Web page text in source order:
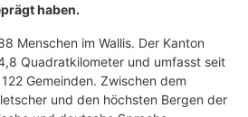
haben.
Menschen im Wallis. Der Kanton
Quadratkilometer und umfasst seit
Gemeinden. Zwischen dem
und den höchsten Bergen der